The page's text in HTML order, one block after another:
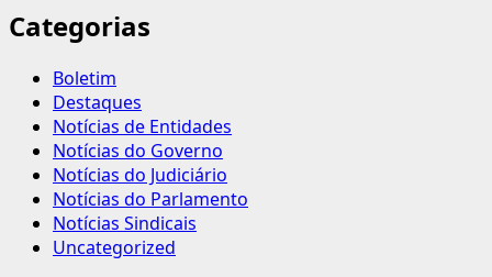
Categorias
Boletim
Destaques
Notícias de Entidades
Notícias do Governo
Notícias do Judiciário
Notícias do Parlamento
Notícias Sindicais
Uncategorized